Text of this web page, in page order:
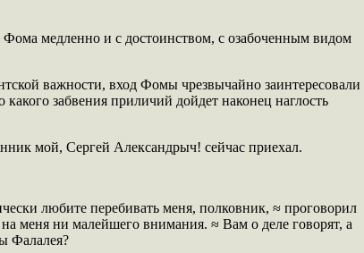
медленно и с достоинством, с озабоченным видом
важности, вход Фомы чрезвычайно заинтересовали
забвения приличий дойдет наконец наглость
мой, Сергей Александрыч! сейчас приехал.
любите перебивать меня, полковник, ≈ проговорил
меня ни малейшего внимания. ≈ Вам о деле говорят, а
Фалалея?